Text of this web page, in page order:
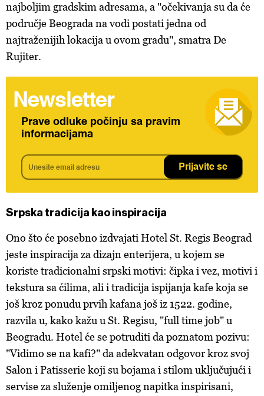
najboljim gradskim adresama, a "očekivanja su da će
područje Beograda na vodi postati jedna od
najtraženijih lokacija u ovom gradu", smatra De
Rujiter.
Newsletter
Prave odluke počinju sa pravim
informacijama
Prijavite se
Srpska tradicija kao inspiracija
Ono što će posebno izdvajati Hotel St. Regis Beograd
jeste inspiracija za dizajn enterijera, u kojem se
koriste tradicionalni srpski motivi: čipka i vez, motivi i
tekstura sa ćilima, ali i tradicija ispijanja kafe koja se
još kroz ponudu prvih kafana još iz 1522. godine,
razvila u, kako kažu u St. Regisu, "full time job" u
Beogradu. Hotel će se potruditi da poznatom pozivu:
"Vidimo se na kafi?" da adekvatan odgovor kroz svoj
Salon i Patisserie koji su bojama i stilom uključujući i
servise za služenje omiljenog napitka inspirisani,